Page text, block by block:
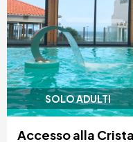
SOLO ADULTI
Accesso alla